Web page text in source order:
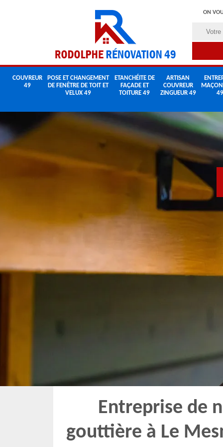
ON
COUVREUR
49
POSE ET CHANGEMENT
DE FENÊTRE DE TOIT ET
VELUX 49
ETANCHÉITE DE
FAÇADE ET
TOITURE 49
ARTISAN
COUVREUR
ZINGUEUR 49
49
Entreprise de
gouttière à Le